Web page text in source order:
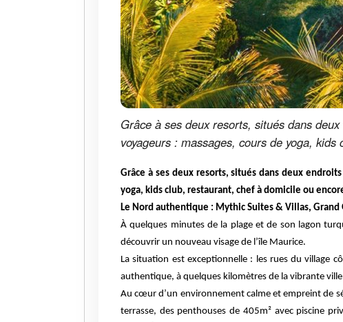
Grâce à ses deux resorts, situés dans
voyageurs : massages, cours de yoga,
Grâce à ses deux resorts, situés dans deux
yoga, kids club, restaurant, chef à domicile ou
Le Nord authentique : Mythic Suites & Villas, Grand
À quelques minutes de la plage et de son lagon
découvrir un nouveau visage de l’île Maurice.
La situation est exceptionnelle : les rues du village
authentique, à quelques kilomètres de la vibrante
Au cœur d’un environnement calme et empreint de
terrasse, des penthouses de 405m² avec piscine